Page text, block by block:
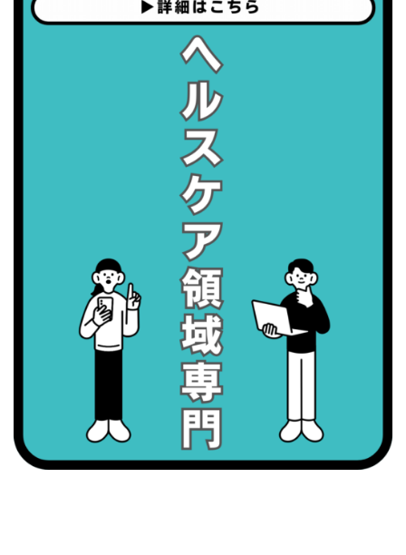
・職場の健康診断実施強化月間
・職場の健康診断実施強化月間
・世界アルツハイマー月間
・健康増進普及月間
・歯ヂカラ探究月間
・職場の健康診断実施強化月間
・世界アルツハイマー月間
・健康増進普及月間